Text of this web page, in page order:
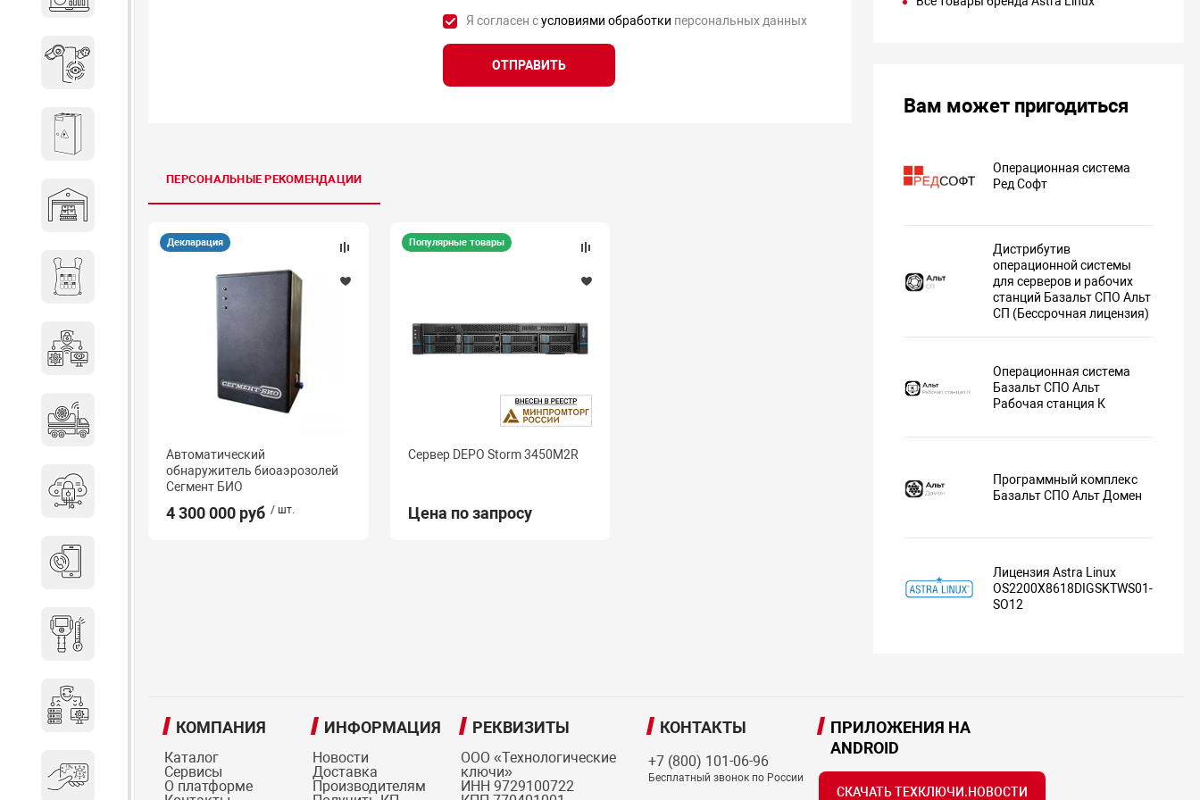
Складское оборудование
Снаряжение и экипировка
Средства защиты информации
Электронные ключи
Я согласен сусловиями обработки персональных данных
ОТПРАВИТЬ
ПЕРСОНАЛЬНЫЕ РЕКОМЕНДАЦИИ
Декларация
Автоматический
обнаружитель биоаэрозолей
Сегмент БИО
4 300 000 руб / шт.
Популярные товары
Сервер DEPO Storm 3450M2R
Цена по запросу
Вам может пригодиться
Операционная система
Ред Софт
Дистрибутив
операционной системы
для серверов и рабочих
станций Базальт СПО Альт
СП (Бессрочная лицензия)
Операционная система
Базальт СПО Альт
Рабочая станция К
Программный комплекс
Базальт СПО Альт Домен
Лицензия Astra Linux
OS2200X8618DIGSKTWS01-
SO12
КОМПАНИЯ
Каталог
Сервисы
О платформе
ИНФОРМАЦИЯ
Новости
Доставка
Производителям
РЕКВИЗИТЫ
ООО «Технологические
ключи»
ИНН 9729100722
КОНТАКТЫ
+7 (800) 101-06-96
Бесплатный звонок по России
ПРИЛОЖЕНИЯ НА
ANDROID
СКАЧАТЬ ТЕХКЛЮЧИ.НОВОСТИ